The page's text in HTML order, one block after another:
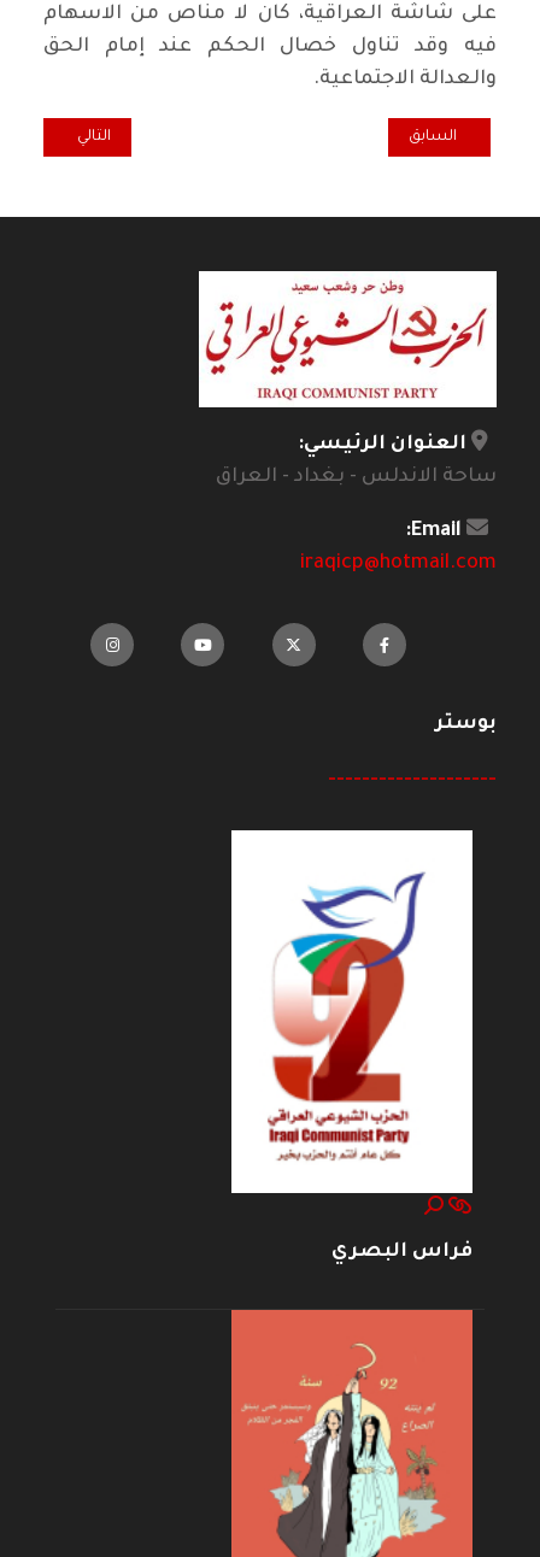
على شاشة العراقية، كان لا مناص من الاسهام
فيه وقد تناول خصال الحكم عند إمام الحق
والعدالة الاجتماعية.
المقال السابق: اضاءة .. أزمة الكهرباء تبحث عن حلول لا مبررات
السابق المقال التالي:
التالي
العنوان الرئيسي:
ساحة الاندلس - بغداد - العراق
Email:
iraqicp@hotmail.com
بوستر
--------------------
فراس البصري